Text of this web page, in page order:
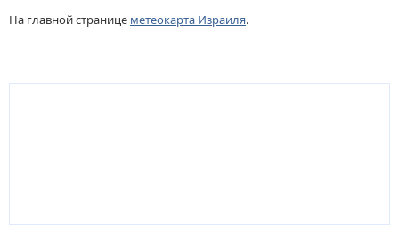
На главной странице метеокарта Израиля.